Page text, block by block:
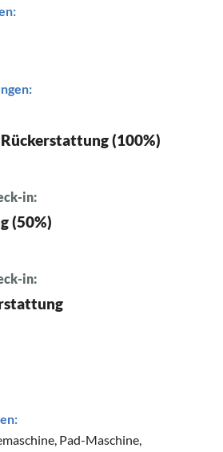
(100%)
in:
(50%)
in:
Pad-Maschine,